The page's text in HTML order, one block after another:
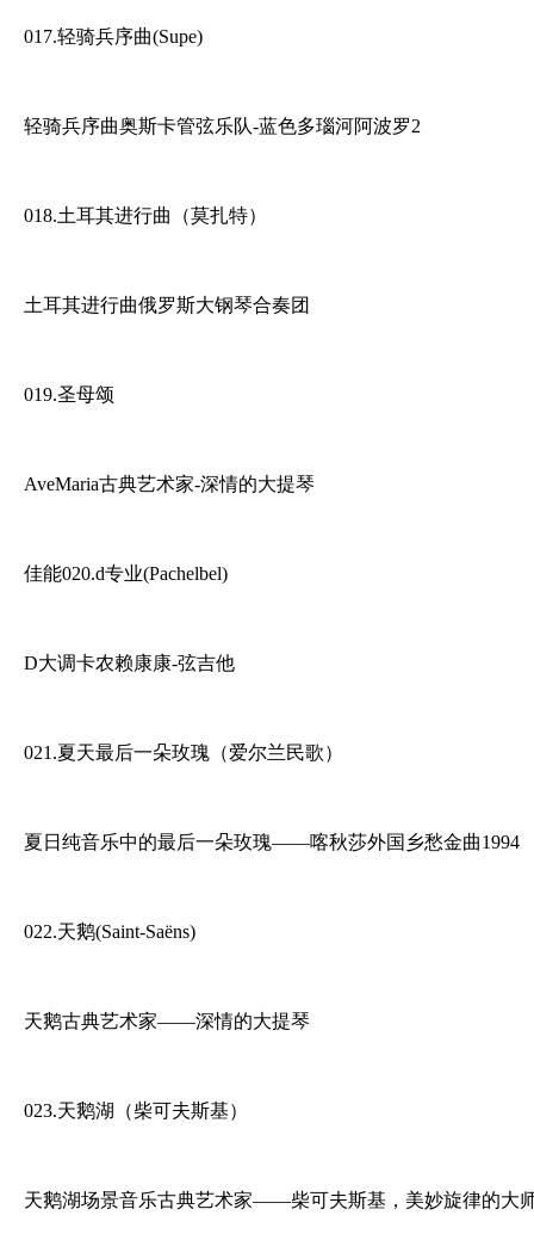
017.轻骑兵序曲(Supe)
轻骑兵序曲奥斯卡管弦乐队-蓝色多瑙河阿波罗2
018.土耳其进行曲（莫扎特）
土耳其进行曲俄罗斯大钢琴合奏团
019.圣母颂
AveMaria古典艺术家-深情的大提琴
佳能020.d专业(Pachelbel)
D大调卡农赖康康-弦吉他
021.夏天最后一朵玫瑰（爱尔兰民歌）
夏日纯音乐中的最后一朵玫瑰——喀秋莎外国乡愁金曲1994
022.天鹅(Saint-Saëns)
天鹅古典艺术家——深情的大提琴
023.天鹅湖（柴可夫斯基）
天鹅湖场景音乐古典艺术家——柴可夫斯基，美妙旋律的大